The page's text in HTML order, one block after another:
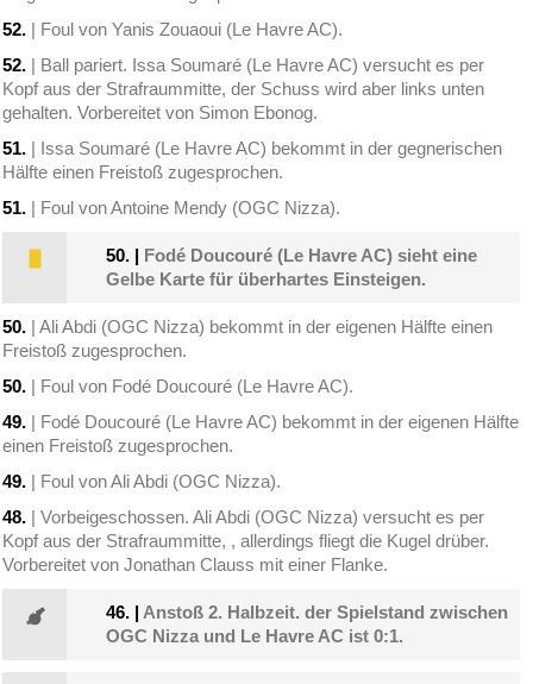
52. | Foul von Yanis Zouaoui (Le Havre AC).
52. | Ball pariert. Issa Soumaré (Le Havre AC) versucht es per
Kopf aus der Strafraummitte, der Schuss wird aber links unten
gehalten. Vorbereitet von Simon Ebonog.
51. | Issa Soumaré (Le Havre AC) bekommt in der gegnerischen
Hälfte einen Freistoß zugesprochen.
51. | Foul von Antoine Mendy (OGC Nizza).
50. | Fodé Doucouré (Le Havre AC) sieht eine
Gelbe Karte für überhartes Einsteigen.
50. | Ali Abdi (OGC Nizza) bekommt in der eigenen Hälfte einen
Freistoß zugesprochen.
50. | Foul von Fodé Doucouré (Le Havre AC).
49. | Fodé Doucouré (Le Havre AC) bekommt in der eigenen Hälfte
einen Freistoß zugesprochen.
49. | Foul von Ali Abdi (OGC Nizza).
48. | Vorbeigeschossen. Ali Abdi (OGC Nizza) versucht es per
Kopf aus der Strafraummitte, , allerdings fliegt die Kugel drüber.
Vorbereitet von Jonathan Clauss mit einer Flanke.
46. | Anstoß 2. Halbzeit. der Spielstand zwischen
OGC Nizza und Le Havre AC ist 0:1.